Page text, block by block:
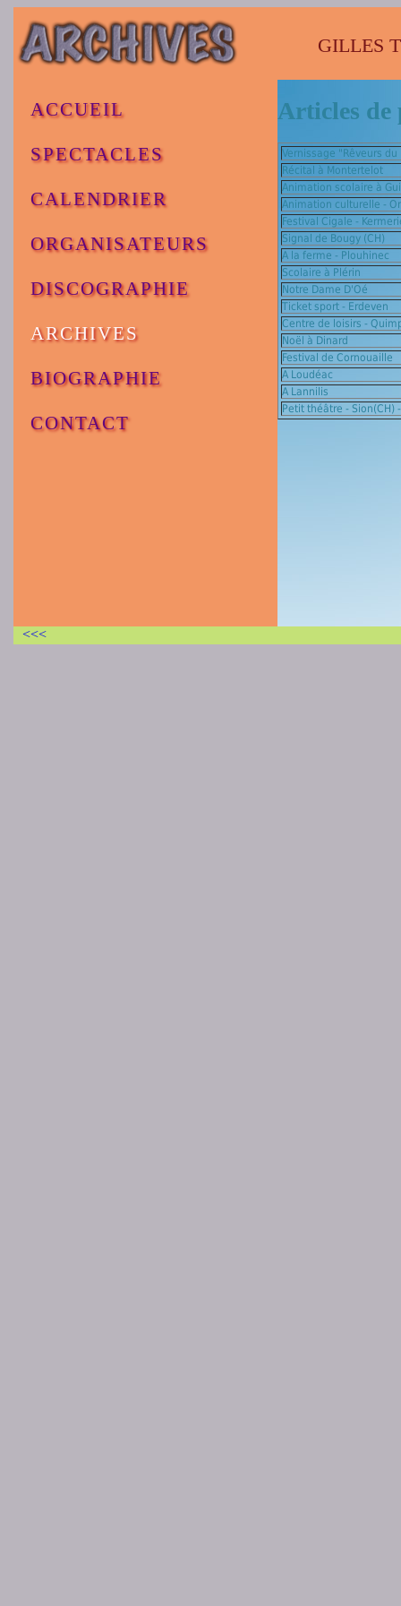
GILLES
Articles de
Vernissage "Rêveurs
Récital à Montertelot
Animation scolaire à
Animation culturelle -
Festival Cigale -
Signal de Bougy (CH)
A la ferme - Plouhinec
Scolaire à Plérin
Notre Dame D'Oé
Ticket sport - Erdeven
Centre de loisirs -
Noël à Dinard
Festival de Cornouaille
A Loudéac
A Lannilis
Petit théâtre - Sion(CH) -
ACCUEIL
SPECTACLES
CALENDRIER
ORGANISATEURS
DISCOGRAPHIE
ARCHIVES
BIOGRAPHIE
CONTACT
<<<